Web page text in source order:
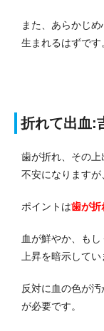
また、あらかじ
生まれるはずです
折れて出血:
歯が折れ、その
不安になりますが
ポイントは歯が折
血が鮮やか、も
上昇を暗示してい
反対に血の色が
が必要です。